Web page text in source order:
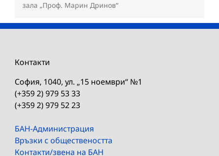
зала „Проф. Марин Дринов“
Контакти
София, 1040, ул. „15 ноември“ №1
(+359 2) 979 53 33
(+359 2) 979 52 23
БАН-Администрация
Връзки с обществеността
Контакти/звена на БАН